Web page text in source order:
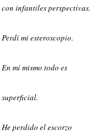
con infantiles perspectivas.
Perdí mi esteroscopio.
En mí mismo todo es
superficial.
He perdido el escorzo